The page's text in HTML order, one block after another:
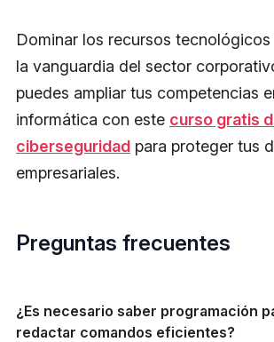
Dominar los recursos
la vanguardia del sector
puedes ampliar tus competencias
informática con este curso gratis
ciberseguridad para proteger tus
empresariales.
Preguntas frecuentes
¿Es necesario saber programación
redactar comandos eficientes?